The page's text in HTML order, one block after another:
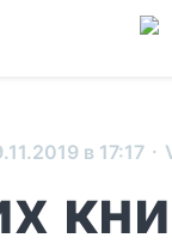
в 17:17 ·